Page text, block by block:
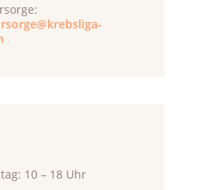
10 – 18 Uhr